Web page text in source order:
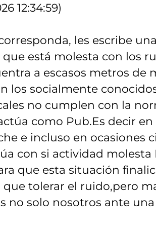
12:34:59)
les escribe
está molesta con los
a escasos metros de
los socialmente
no cumplen con la
como Pub.Es decir en
e incluso en ocasiones
con si actividad molesta
que esta situación
tolerar el ruido,pero
no solo nosotros ante